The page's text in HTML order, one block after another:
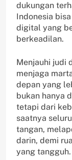
dukungan
Indonesia
digital yang
berkeadilan.
Menjauhi judi
menjaga
depan yang
bukan hanya
tetapi dari
saatnya
tangan,
darin, demi
yang tangguh.